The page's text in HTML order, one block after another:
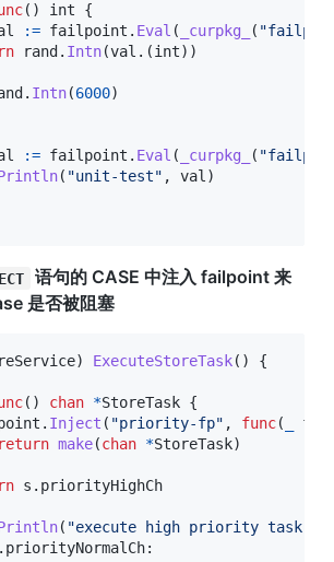
( ) int
{
:= failpoint . Eval ( _curpkg_ (
rand . Intn(val . (int) )
. Intn(6000)
:= failpoint . Eval ( _curpkg_ (
( "unit-test" , val)
语句的 CASE 中注入 failpoint 来
是否被阻塞
) ExecuteStoreTask( )
{
( ) chan *StoreTask {
. Inject ( "priority-fp" , func(
return make(chan *StoreTask)
s . priorityHighCh
( "execute high priority task"
. priorityNormalCh: